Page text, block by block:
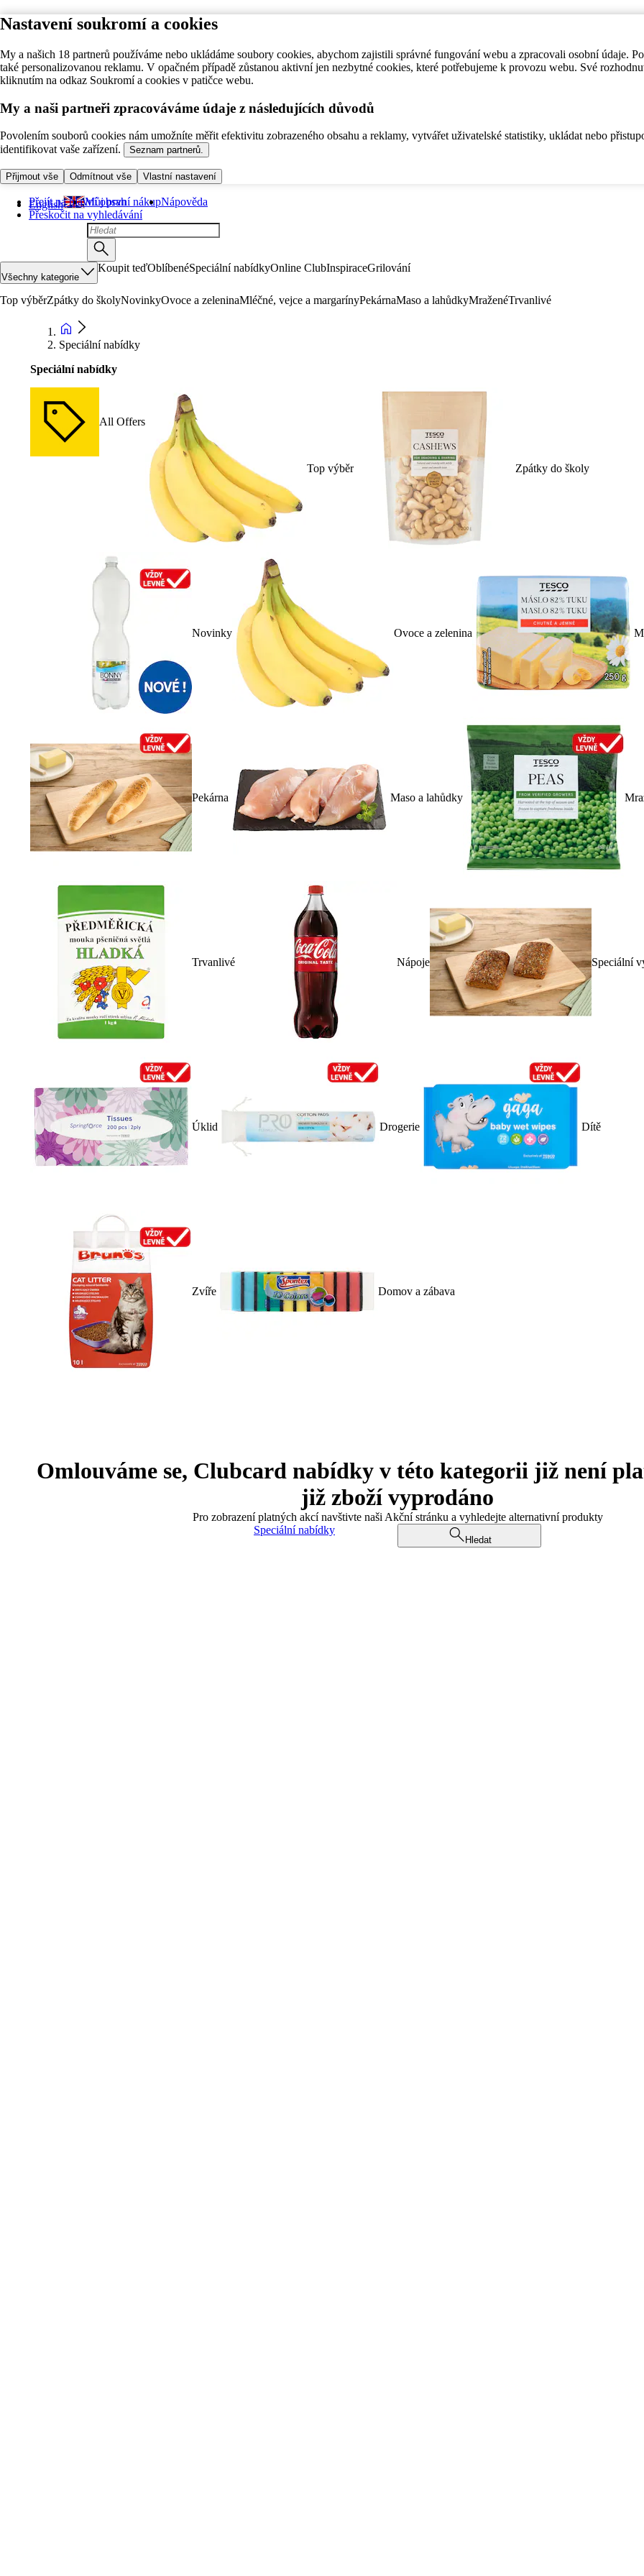
Nastavení soukromí a cookies
My a našich 18 partnerů používáme nebo ukládáme soubory cookies, abychom zajistili správné fungování webu a zpracovali osobní údaje.
také personalizovanou reklamu. V opačném případě zůstanou aktivní jen nezbytné cookies, které potřebujeme k provozu webu. Své
kliknutím na odkaz Soukromí a cookies v patičce webu.
My a naši partneři zpracováváme údaje z následujících důvodů
Povolením souborů cookies nám umožníte měřit efektivitu zobrazeného obsahu a reklamy, vytvářet uživatelské statistiky, ukládat nebo
identifikovat vaše zařízení.
Seznam partnerů.
Přijmout vše Odmítnout vše Vlastní nastavení
Přejít na hlavní obsah
Přeskočit na vyhledávání
English Můj první nákupNápověda
Všechny kategorie
Koupit teďOblíbenéSpeciální nabídkyOnline ClubInspiraceGrilování
Top výběrZpátky do školyNovinkyOvoce a zeleninaMléčné, vejce a margarínyPekárnaMaso a lahůdkyMraženéTrvanlivé
Speciální nabídky
Speciální nabídky
All Offers
Top výběr Zpátky do školy
Novinky Ovoce a zelenina
Pekárna Maso a lahůdky
Trvanlivé Nápoje Speciální
Úklid Drogerie Dítě
Zvíře Domov a zábava
Omlouváme se, Clubcard nabídky v této kategorii již není
již zboží vyprodáno
Pro zobrazení platných akcí navštivte naši Akční stránku a vyhledejte alternativní produkty
Speciální nabídky
Hledat